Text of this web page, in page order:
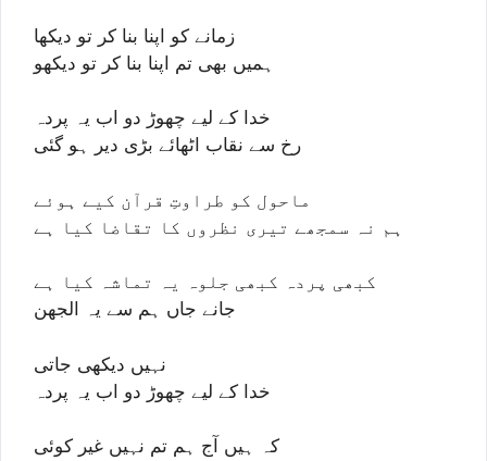
زمانے کو اپنا بنا کر تو دیکھا
ہمیں بھی تم اپنا بنا کر تو دیکھو
خدا کے لیے چھوڑ دو اب یہ پردہ
رخ سے نقاب اٹھائے بڑی دیر ہو گئی
ماحول کو طراوتِ قرآن کیے ہوئے
ہم نہ سمجھے تیری نظروں کا تقاضا کیا ہے
کبھی پردہ کبھی جلوہ یہ تماشہ کیا ہے
جانے جاں ہم سے یہ الجھن
نہیں دیکھی جاتی
خدا کے لیے چھوڑ دو اب یہ پردہ
کہ ہیں آج ہم تم نہیں غیر کوئی